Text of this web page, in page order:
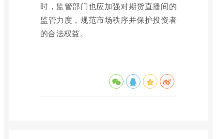
时，监管部门也应加强对期货直播间的
监管力度，规范市场秩序并保护投资者
的合法权益。